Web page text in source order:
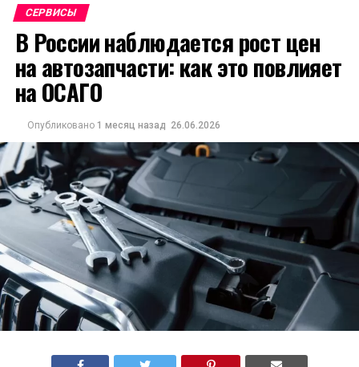
СЕРВИСЫ
В России наблюдается рост цен
на автозапчасти: как это повлияет
на ОСАГО
Опубликовано 1 месяц назад 26.06.2026